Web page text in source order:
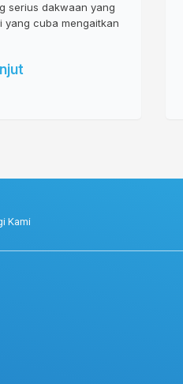
serius dakwaan yang
yang cuba mengaitkan
Kami